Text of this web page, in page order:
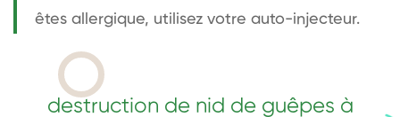
êtes allergique, utilisez votre auto-injecteur.
destruction de nid de guêpes à